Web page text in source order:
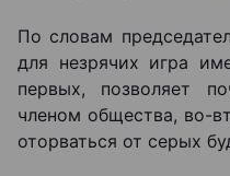
По словам
для незрячих игра
первых, позволяет
членом общества, во-
оторваться от серых